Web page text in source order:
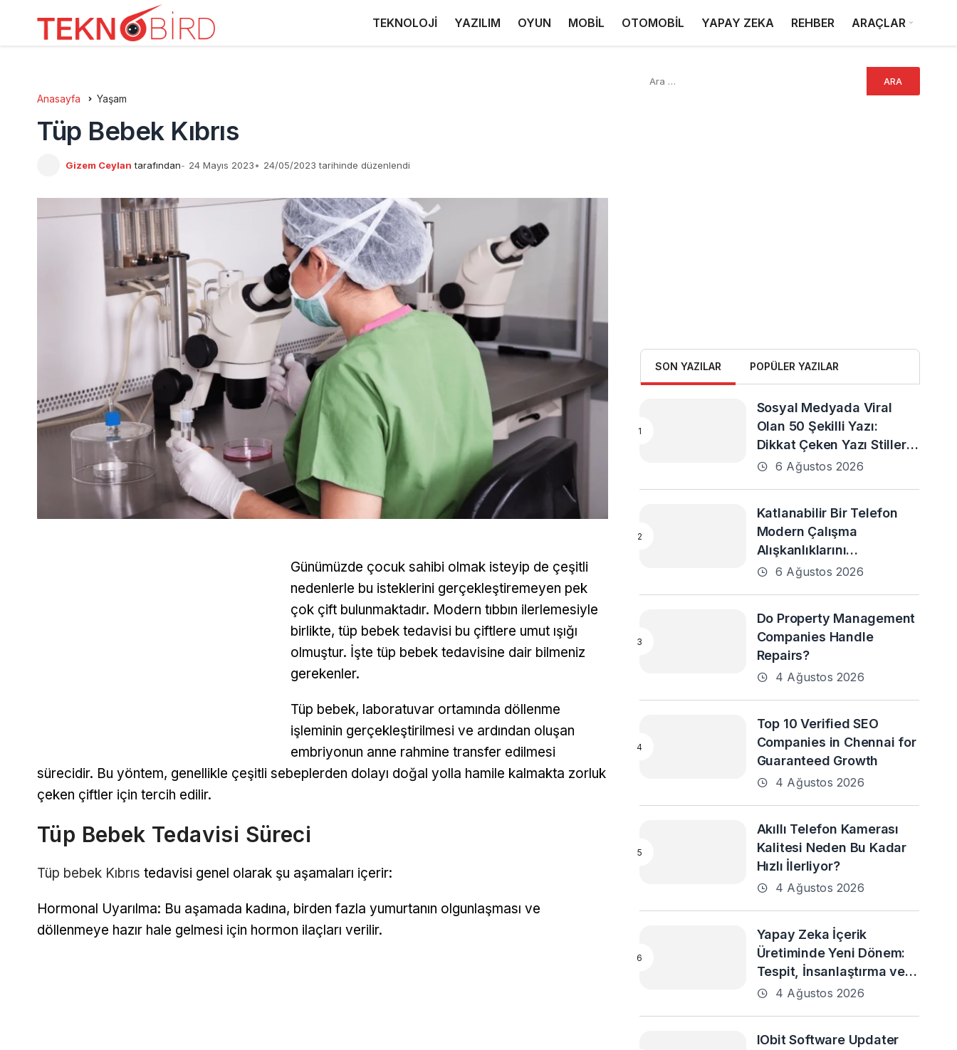
TEKNOLOJİ YAZILIM OYUN MOBİL OTOMOBİL YAPAY ZEKA REHBER ARAÇLAR
Anasayfa Yaşam
Tüp Bebek Kıbrıs
Gizem Ceylan tarafından 24 Mayıs 2023 24/05/2023 tarihinde düzenlendi
Günümüzde çocuk sahibi olmak isteyip de çeşitli
nedenlerle bu isteklerini gerçekleştiremeyen pek
çok çift bulunmaktadır. Modern tıbbın ilerlemesiyle
birlikte, tüp bebek tedavisi bu çiftlere umut ışığı
olmuştur. İşte tüp bebek tedavisine dair bilmeniz
gerekenler.
Tüp bebek, laboratuvar ortamında döllenme
işleminin gerçekleştirilmesi ve ardından oluşan
embriyonun anne rahmine transfer edilmesi
sürecidir. Bu yöntem, genellikle çeşitli sebeplerden dolayı doğal yolla hamile kalmakta zorluk
çeken çiftler için tercih edilir.
Tüp Bebek Tedavisi Süreci
Tüp bebek Kıbrıs tedavisi genel olarak şu aşamaları içerir:
Hormonal Uyarılma: Bu aşamada kadına, birden fazla yumurtanın olgunlaşması ve
döllenmeye hazır hale gelmesi için hormon ilaçları verilir.
SON YAZILAR POPÜLER YAZILAR
Sosyal Medyada Viral
Olan 50 Şekilli Yazı:
Dikkat Çeken Yazı Stilleri
ve En Popüler Örnekler
6 Ağustos 2026
Katlanabilir Bir Telefon
Modern Çalışma
Alışkanlıklarını
Destekleyebilir mi?
6 Ağustos 2026
Do Property Management
Companies Handle
Repairs?
4 Ağustos 2026
Top 10 Verified SEO
Companies in Chennai for
Guaranteed Growth
4 Ağustos 2026
Akıllı Telefon Kamerası
Kalitesi Neden Bu Kadar
Hızlı İlerliyor?
4 Ağustos 2026
Yapay Zeka İçerik
Üretiminde Yeni Dönem:
Tespit, İnsanlaştırma ve
Daha Fazlası
4 Ağustos 2026
IObit Software Updater